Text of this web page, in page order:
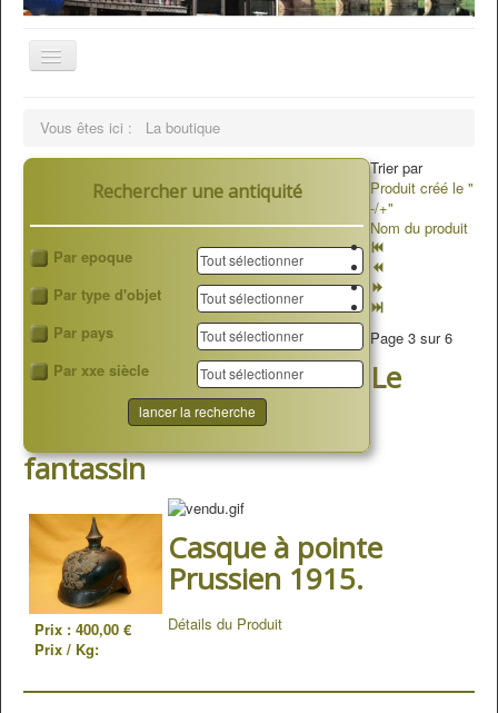
Vous êtes ici : La boutique
Rechercher une antiquité
Par epoque
Par type d'objet
Par pays
Par xxe siècle
Trier par
Produit créé le "
-/+"
Nom du produit
Page 3 sur 6
Le
fantassin
Prix : 400,00 €
Prix / Kg:
Casque à pointe
Prussien 1915.
Détails du Produit